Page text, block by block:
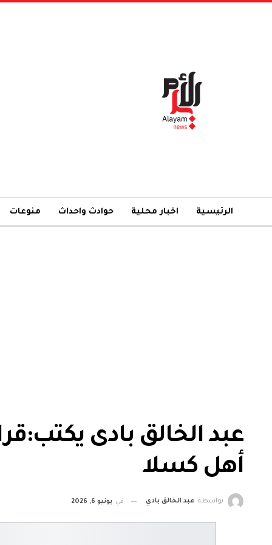
الرئيسية اخبار محلية حوادث واحداث منوعات
عبد الخالق بادى
أهل كسلا
بواسطة عبد الخالق بادي في يونيو 6, 2026